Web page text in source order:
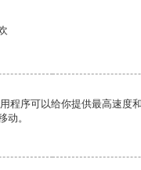
程序可以给你提供最高速度
动。